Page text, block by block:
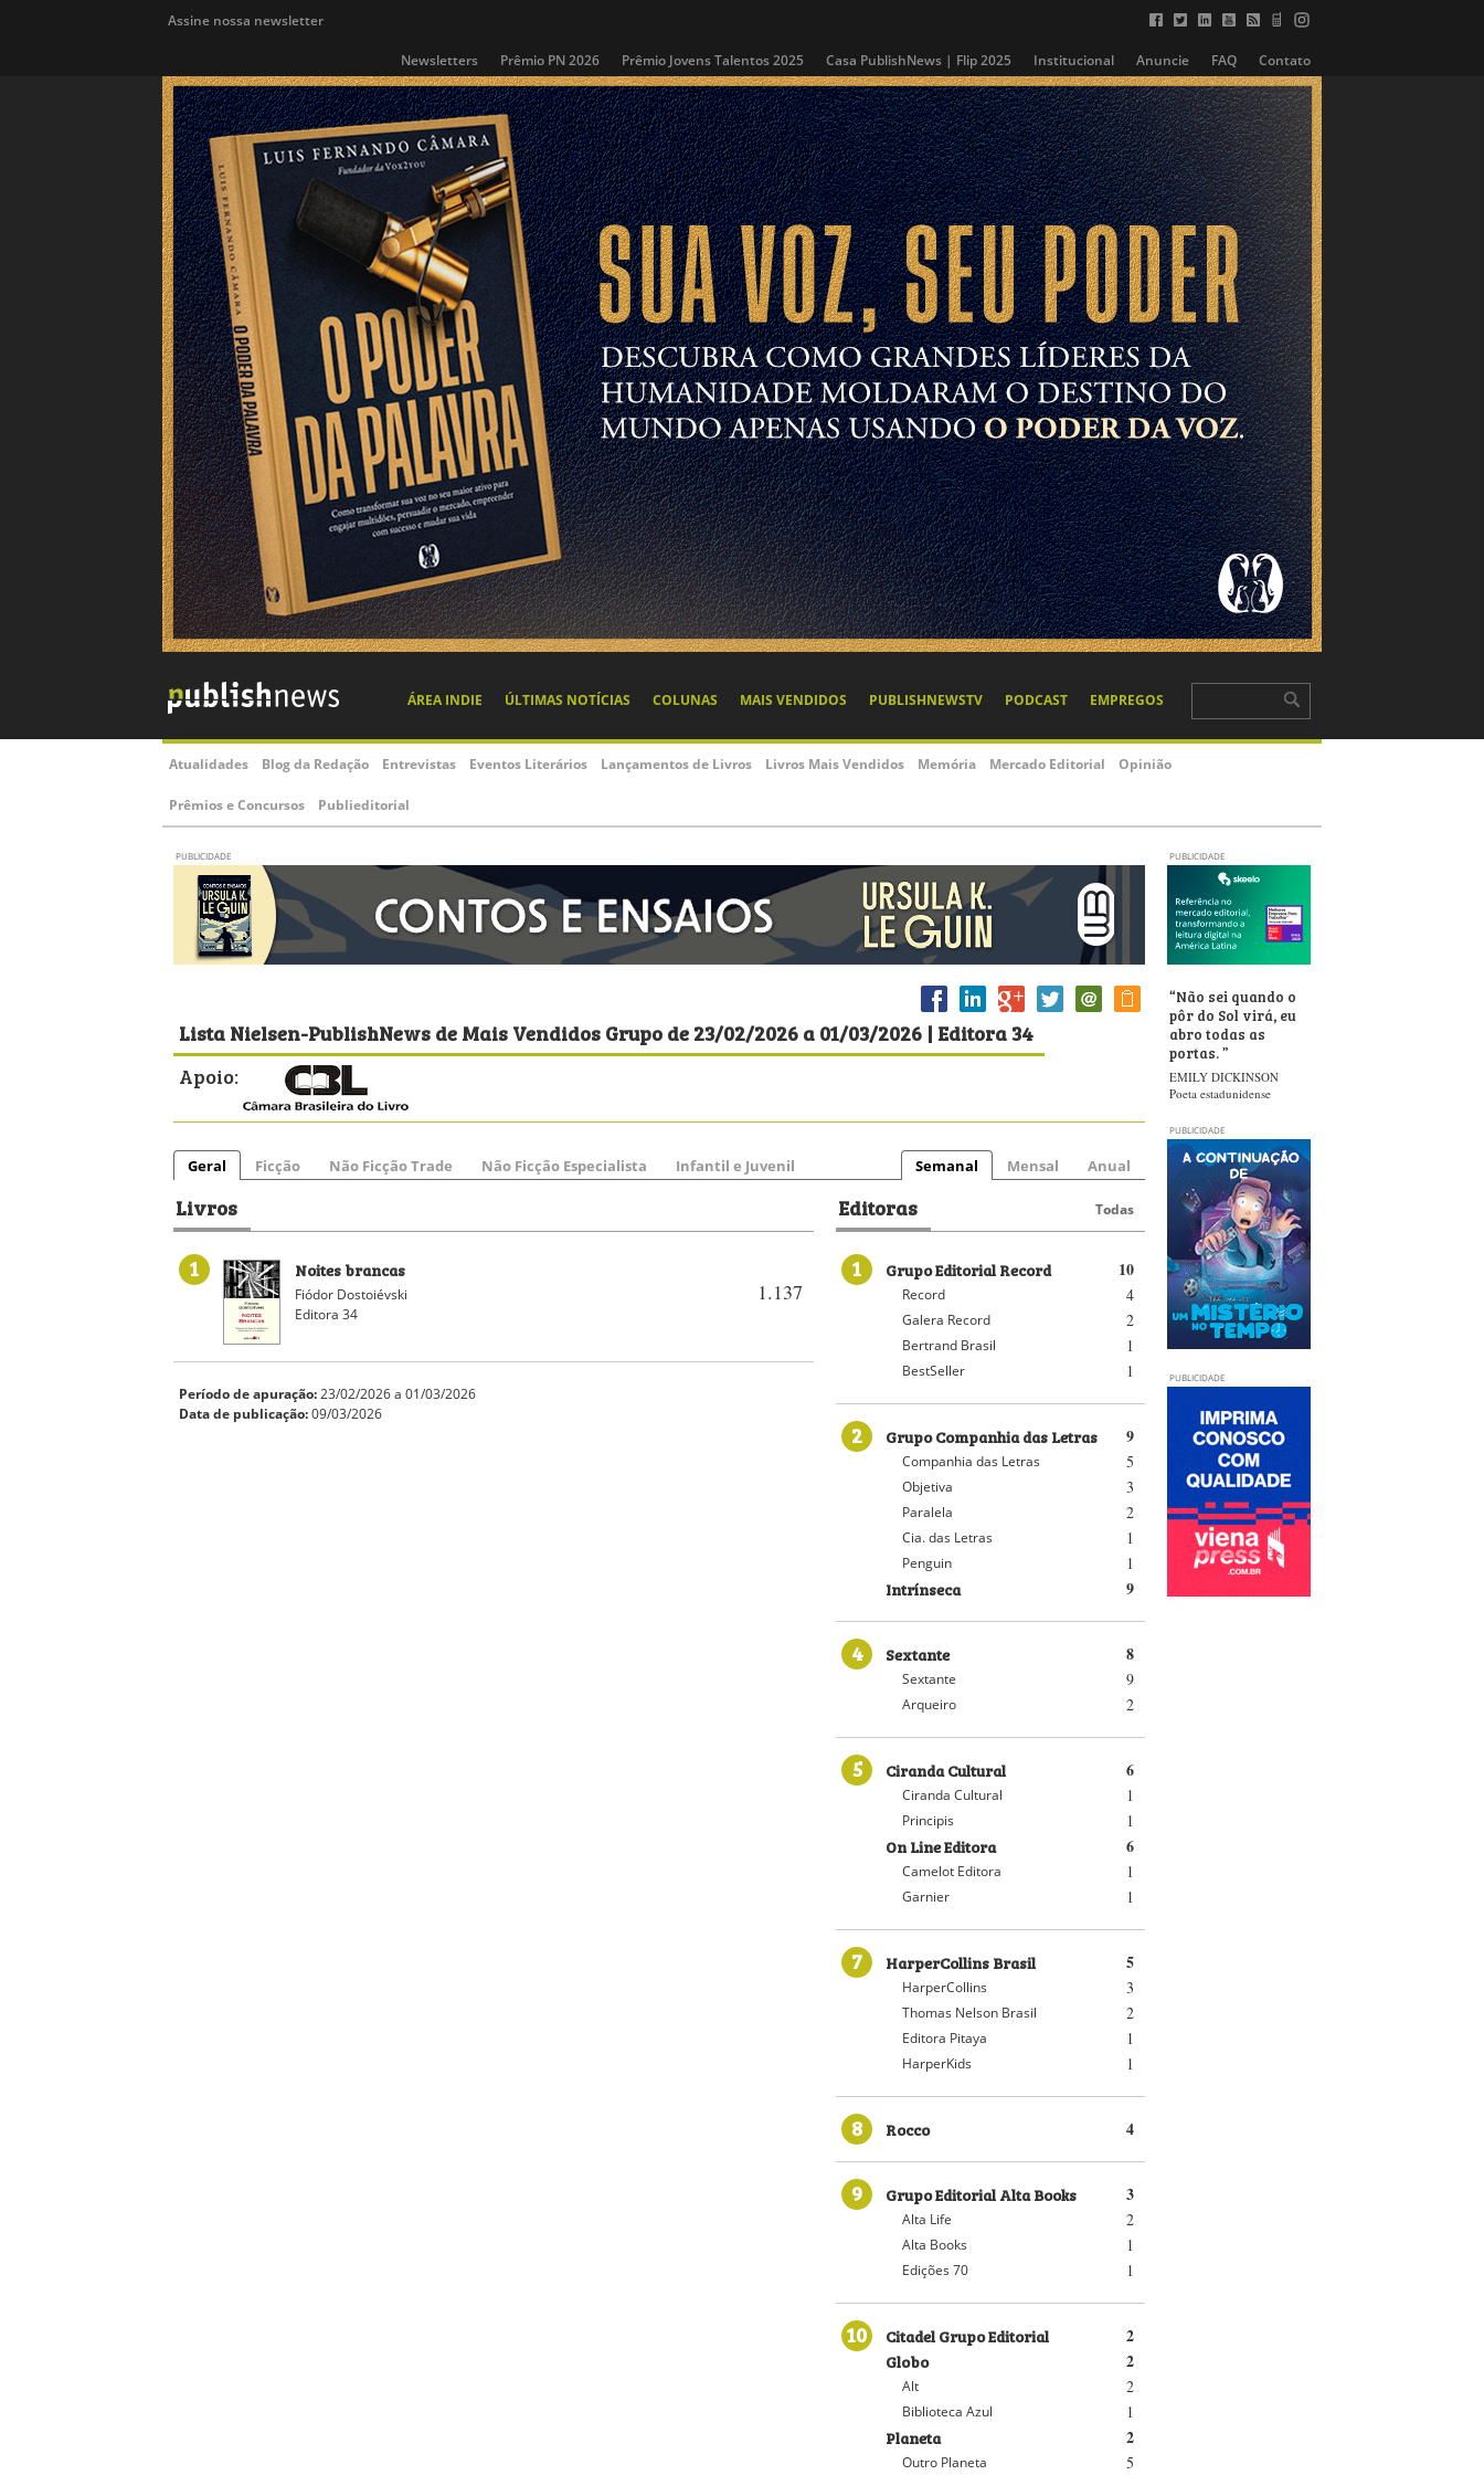
Assine nossa newsletter
Newsletters Prêmio PN 2026 Prêmio Jovens Talentos 2025 Casa PublishNews | Flip 2025 Institucional Anuncie FAQ Contato
ÁREA INDIE ÚLTIMAS NOTÍCIAS COLUNAS MAIS VENDIDOS PUBLISHNEWSTV PODCAST EMPREGOS
Atualidades Blog da Redação Entrevistas Eventos Literários Lançamentos de Livros Livros Mais Vendidos Memória Mercado Editorial Opinião
Prêmios e Concursos Publieditorial
PUBLICIDADE PUBLICIDADE
Lista Nielsen-PublishNews de Mais Vendidos Grupo de 23/02/2026 a 01/03/2026 | Editora 34
Apoio:
Geral Ficção Não Ficção Trade Não Ficção Especialista Infantil e Juvenil Semanal Mensal Anual
Livros
1
1.137
Noites brancas
Fiódor Dostoiévski
Editora 34
Período de apuração:23/02/2026 a 01/03/2026
Data de publicação:09/03/2026
Editoras Todas
1 10
Grupo Editorial Record
4
Record
2
Galera Record
1
Bertrand Brasil
1
BestSeller
2 9
Grupo Companhia das Letras
5
Companhia das Letras
3
Objetiva
2
Paralela
1
Cia. das Letras
1
Penguin
9
Intrínseca
4 8
Sextante
9
Sextante
2
Arqueiro
5 6
Ciranda Cultural
1
Ciranda Cultural
1
Principis
6
On Line Editora
1
Camelot Editora
1
Garnier
7 5
HarperCollins Brasil
3
HarperCollins
2
Thomas Nelson Brasil
1
Editora Pitaya
1
HarperKids
8 4
Rocco
9 3
Grupo Editorial Alta Books
2
Alta Life
1
Alta Books
1
Edições 70
10 2
Citadel Grupo Editorial
2
Globo
2
Alt
1
Biblioteca Azul
2
Planeta
5
Outro Planeta
“Não sei quando o
pôr do Sol virá, eu
abro todas as
portas.”
EMILY DICKINSON
Poeta estadunidense
PUBLICIDADE
PUBLICIDADE